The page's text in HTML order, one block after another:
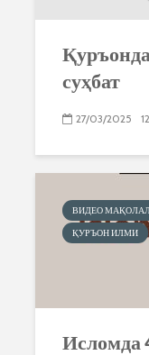
суҳбат
27/03/2025
ВИДЕО
ҚУРЪОН ИЛМИ
Исломда